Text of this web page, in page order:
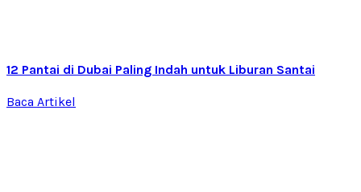
12 Pantai di Dubai Paling Indah untuk Liburan Santai
Baca Artikel